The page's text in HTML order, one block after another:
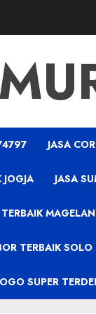
JASA
JOGJA JASA
TERBAIK SOLO
SUPER